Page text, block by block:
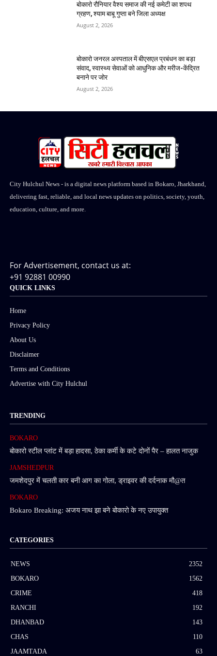
बोकारो रौनियार वैश्य समाज की नई कमेटी का शपथ
ग्रहण, श्याम बाबू गुप्ता बने जिला अध्यक्ष
August 2, 2026
बोकारो जनरल अस्पताल में बीएसएल प्रबंधन का बड़ा
संवाद, स्वास्थ्य सेवाओं को आधुनिक और मरीज-केंद्रित
बनाने पर जोर
August 2, 2026
City Hulchul News - is a digital news platform based in Bokaro, Jharkhand,
delivering fast, reliable, and local news updates on politics, society, youth,
education, culture, and more.
For Advertisement, contact us at:
+91 92881 00990
QUICK LINKS
Home
Privacy Policy
About Us
Disclaimer
Terms and Conditions
Advertise with City Hulchul
TRENDING
BOKARO
बोकारो स्टील प्लांट में बड़ा हादसा, ठेका कर्मी के कटे दोनों पैर – हालत नाजुक
JAMSHEDPUR
जमशेदपुर में चलती कार बनी आग का गोला, ड्राइवर की दर्दनाक मौ@त
BOKARO
Bokaro Breaking: अजय नाथ झा बने बोकारो के नए उपायुक्त
CATEGORIES
NEWS
2352
BOKARO
1562
CRIME
418
RANCHI
192
DHANBAD
143
CHAS
110
JAAMTADA
63